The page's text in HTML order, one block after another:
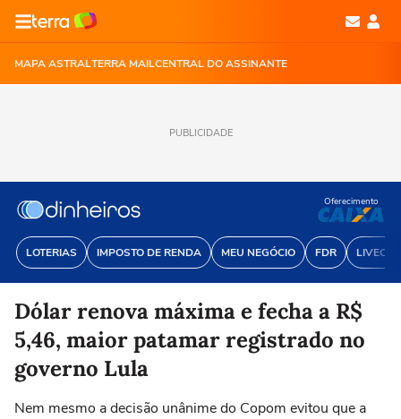
MAPA ASTRALTERRA MAILCENTRAL DO ASSINANTE
PUBLICIDADE
LOTERIAS IMPOSTO DE RENDA MEU NEGÓCIO FDR
Oferecimento
Dólar renova máxima e fecha a R$
5,46, maior patamar registrado no
governo Lula
Nem mesmo a decisão unânime do Copom evitou que a